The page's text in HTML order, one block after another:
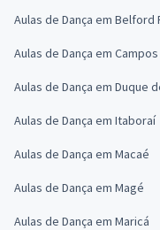
Aulas de Dança em Belford
Aulas de Dança em
Aulas de Dança em Duque
Aulas de Dança em Itaboraí
Aulas de Dança em Macaé
Aulas de Dança em Magé
Aulas de Dança em Maricá